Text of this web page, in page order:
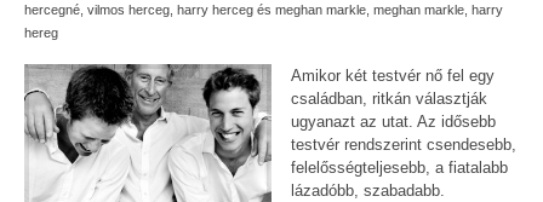
hercegné vilmos herceg harry herceg és meghan markle meghan markle harry
hereg
Amikor két testvér nő fel egy
családban, ritkán választják
ugyanazt az utat. Az idősebb
testvér rendszerint csendesebb,
felelősségteljesebb, a fiatalabb
lázadóbb, szabadabb.